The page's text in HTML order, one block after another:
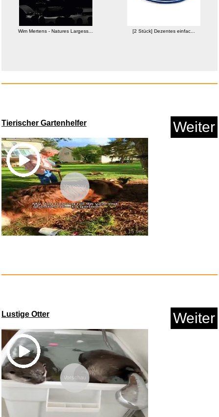
Jack & Jones Herren Jprfranco ...
Türkisch für Anf&aum...
500 g Tellicherry Pfeffer schw...
Wim Mertens - Natures Largess... [2 Stück] Dezentes einfac...
Tierischer Gartenhelfer Weiter
Vorschau
15 sec.
Lustige Otter Weiter
Vorschau